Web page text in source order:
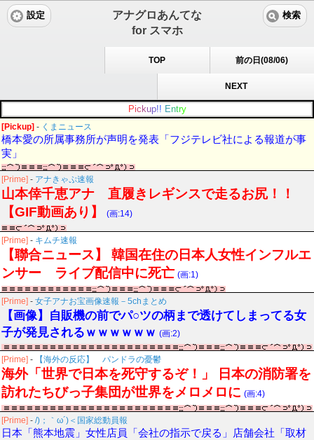
アナグロあんてな
for スマホ
設定 検索
TOP 前の日(08/06)
NEXT
Pic kup!! Entry
[Pickup] - くまニュース
橋本愛の所属事務所が声明を発表「フジテレビ社による報道が事
実」
[Prime] - アナきゃぷ速報
山本倖千恵アナ 直履きレギンスで走るお尻！！
【GIF動画あり】
(画:14)
[Prime] - キムチ速報
【聯合ニュース】 韓国在住の日本人女性インフルエ
ンサー ライブ配信中に死亡 (画:1)
[Prime] - 女子アナお宝画像速報－5chまとめ
【画像】自販機の前でパ○ツの柄まで透けてしまってる女
子が発見されるｗｗｗｗｗｗ (画:2)
[Prime] - 【海外の反応】 パンドラの憂鬱
海外「世界で日本を死守するぞ！」 日本の消防署を
訪れたちびっ子集団が世界をメロメロに (画:4)
[Prime] - /)；｀ω´)＜国家総動員報
日本「熊本地震」女性店員「会社の指示で戻る」店舗会社「取材